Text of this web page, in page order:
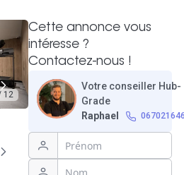
12
Cette annonce vous
intéresse ?
Contactez-nous !
Votre conseiller Hub-
Grade
Raphael